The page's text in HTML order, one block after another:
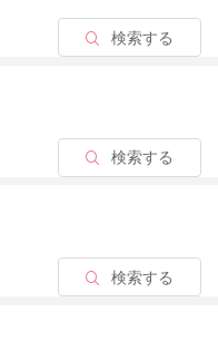
検索する
検索する
検索する